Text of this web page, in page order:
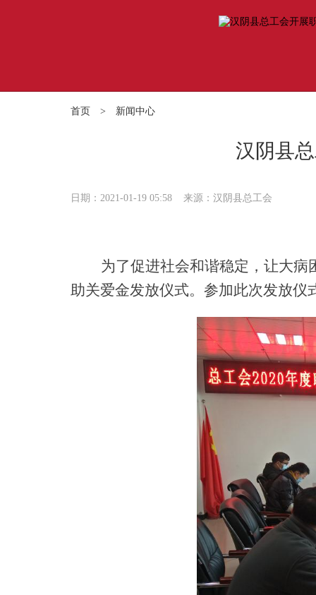
首页 > 新闻中心
汉阴县
日期：2021-01-19 05:58 来源：汉阴县总工会
为了促进社会和谐稳定，让大
助关爱金发放仪式。参加此次发放仪